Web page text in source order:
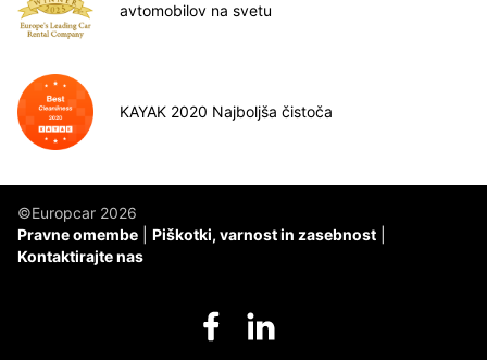
avtomobilov na svetu
KAYAK 2020 Najboljša čistoča
©Europcar 2026
Pravne omembe
Piškotki, varnost in zasebnost
Kontaktirajte nas